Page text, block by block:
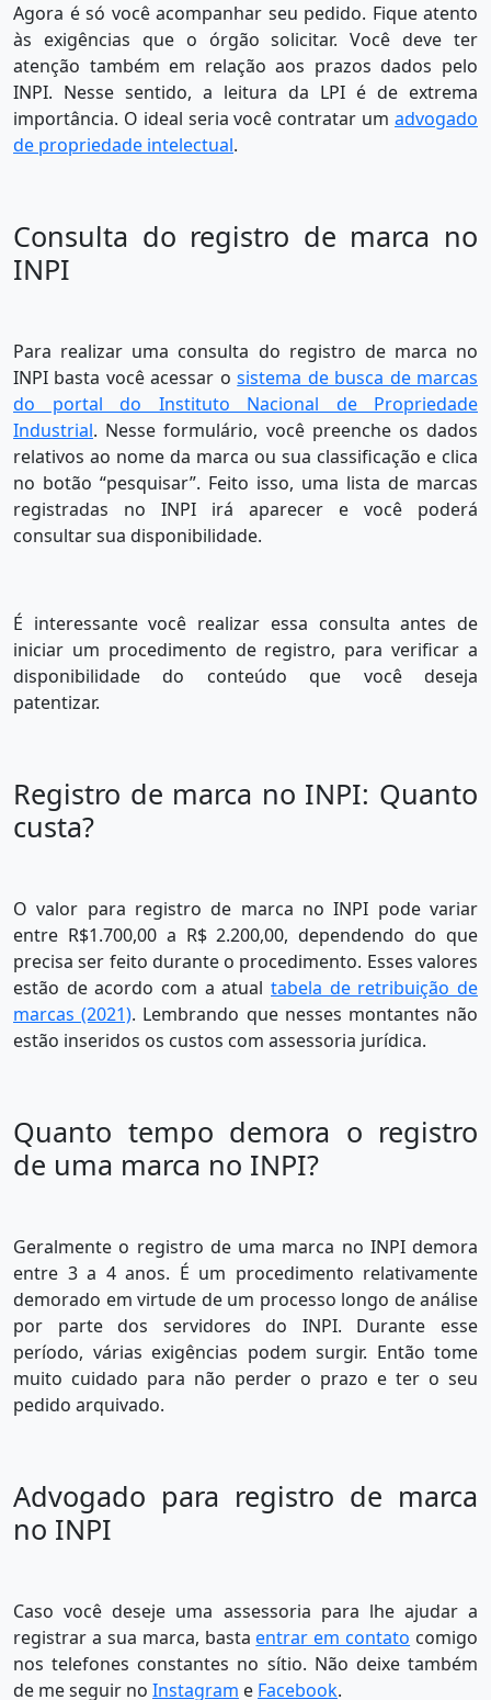
Agora é só você acompanhar seu pedido. Fique atento
às exigências que o órgão solicitar. Você deve ter
atenção também em relação aos prazos dados pelo
INPI. Nesse sentido, a leitura da LPI é de extrema
importância. O ideal seria você contratar um advogado
de propriedade intelectual.
Consulta do registro de marca no
INPI
Para realizar uma consulta do registro de marca no
INPI basta você acessar osistema de busca de marcas
do portal do Instituto Nacional de Propriedade
Industrial. Nesse formulário, você preenche os dados
relativos ao nome da marca ou sua classificação e clica
no botão “pesquisar”. Feito isso, uma lista de marcas
registradas no INPI irá aparecer e você poderá
consultar sua disponibilidade.
É interessante você realizar essa consulta antes de
iniciar um procedimento de registro, para verificar a
disponibilidade do conteúdo que você deseja
patentizar.
Registro de marca no INPI: Quanto
custa?
O valor para registro de marca no INPI pode variar
entre R$1.700,00 a R$ 2.200,00, dependendo do que
precisa ser feito durante o procedimento. Esses valores
estão de acordo com a atual tabela de retribuição de
marcas (2021). Lembrando que nesses montantes não
estão inseridos os custos com assessoria jurídica.
Quanto tempo demora o registro
de uma marca no INPI?
Geralmente o registro de uma marca no INPI demora
entre 3 a 4 anos. É um procedimento relativamente
demorado em virtude de um processo longo de análise
por parte dos servidores do INPI. Durante esse
período, várias exigências podem surgir. Então tome
muito cuidado para não perder o prazo e ter o seu
pedido arquivado.
Advogado para registro de marca
no INPI
Caso você deseje uma assessoria para lhe ajudar a
registrar a sua marca, bastaentrar em contato comigo
nos telefones constantes no sítio. Não deixe também
de me seguir no Instagram e Facebook.